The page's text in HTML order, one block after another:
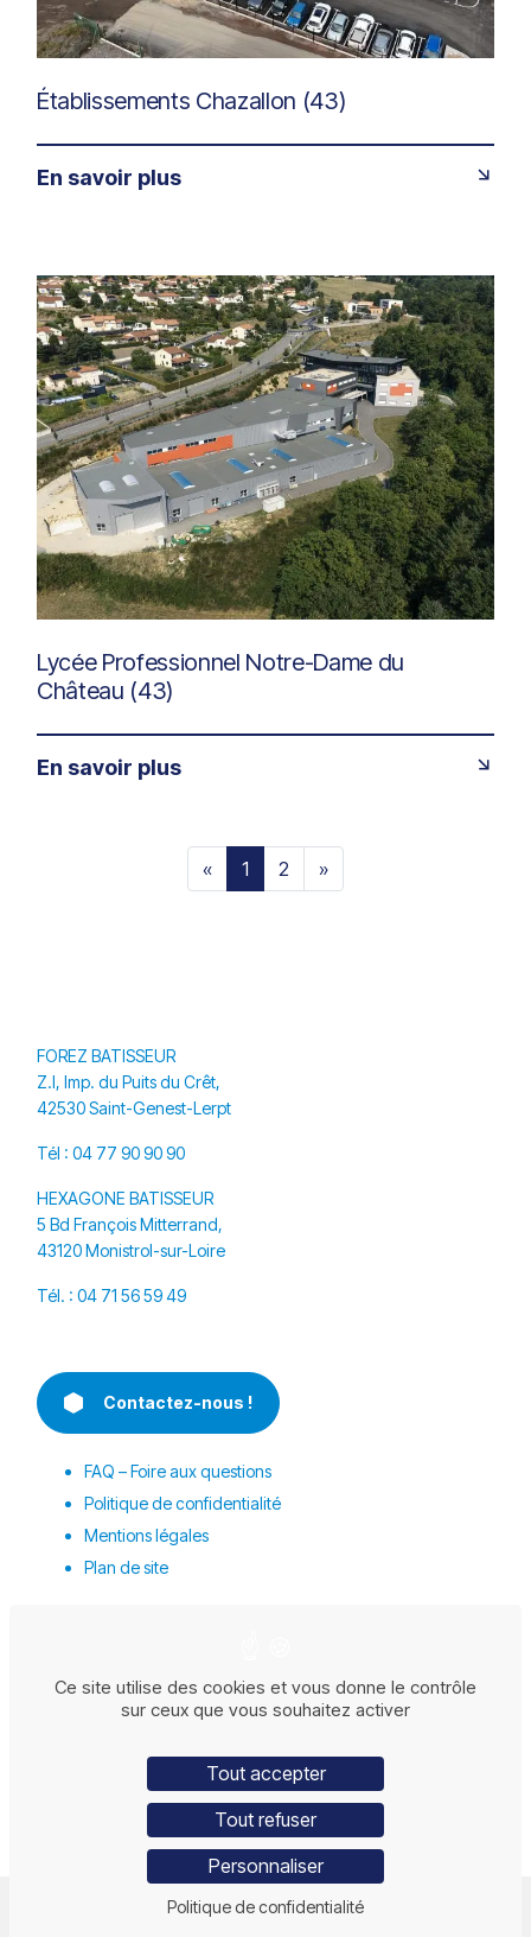
Établissements Chazallon (43)
En savoir plus
Lycée Professionnel Notre-Dame du
Château (43)
En savoir plus
« 1 2 »
FOREZ BATISSEUR
Z.I, Imp. du Puits du Crêt,
42530 Saint-Genest-Lerpt
Tél : 04 77 90 90 90
HEXAGONE BATISSEUR
5 Bd François Mitterrand,
43120 Monistrol-sur-Loire
Tél. : 04 71 56 59 49
Contactez-nous !
FAQ – Foire aux questions
Politique de confidentialité
Mentions légales
Plan de site
LINKEDIN FACEBOOK
© Forez Batisseur – 2026 – Création du site :
Ce site utilise des cookies et vous donne le contrôle
sur ceux que vous souhaitez activer
Tout accepter
Tout refuser
Personnaliser
Politique de confidentialité